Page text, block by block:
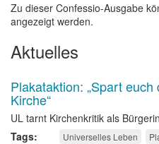
Zu dieser Confessio-Ausgabe
angezeigt werden.
Aktuelles
Plakataktion: „Spart euch
Kirche“
UL tarnt Kirchenkritik als
Tags
Universelles Leben